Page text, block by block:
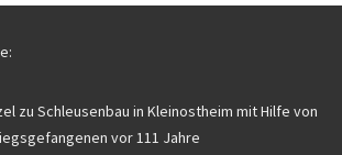
zu Schleusenbau in Kleinostheim mit Hilfe von
vor 111 Jahre